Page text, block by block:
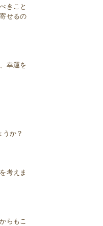
きこと
せるの
幸運を
うか？
考えま
らもこ